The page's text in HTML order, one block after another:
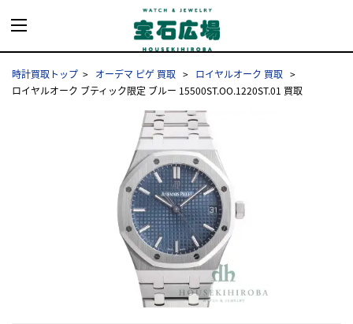
時計買取トップ オーデマ ピゲ 買取
ロイヤルオーク 買取
ロイヤルオーク ブティック限定 ブルー 15500ST.OO.1220ST.01 買取